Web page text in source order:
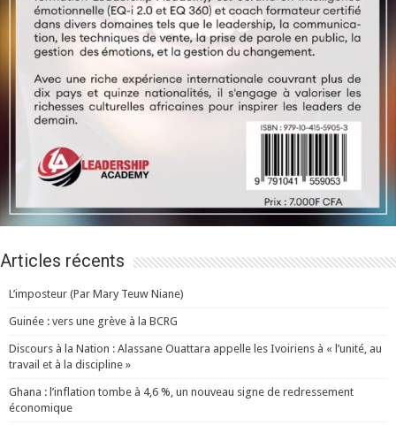
Articles récents
L’imposteur (Par Mary Teuw Niane)
Guinée : vers une grève à la BCRG
Discours à la Nation : Alassane Ouattara appelle les Ivoiriens à « l’unité, au
travail et à la discipline »
Ghana : l’inflation tombe à 4,6 %, un nouveau signe de redressement
économique